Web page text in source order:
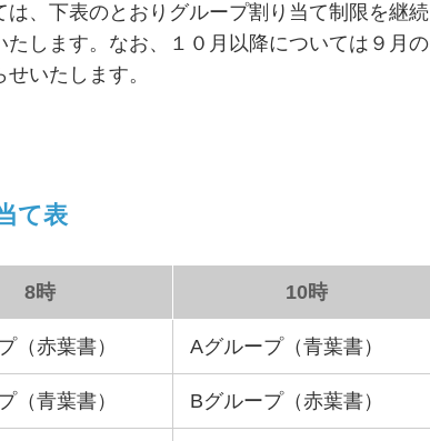
、下表のとおりグループ割り当て制限を継続
します。なお、１０月以降については９月の
いたします。
て表
8時 10時
（赤葉書） Aグループ（青葉書）
（青葉書） Bグループ（赤葉書）